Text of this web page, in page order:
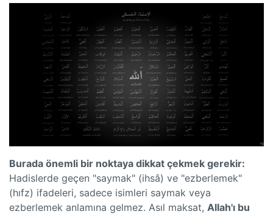
Burada önemli bir noktaya dikkat çekmek gerekir:
Hadislerde geçen "saymak" (ihsâ) ve "ezberlemek"
(hıfz) ifadeleri, sadece isimleri saymak veya
ezberlemek anlamına gelmez. Asıl maksat, Allah'ı bu